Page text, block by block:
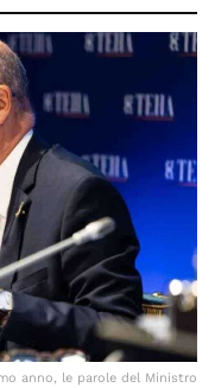
anno, le parole del Ministro